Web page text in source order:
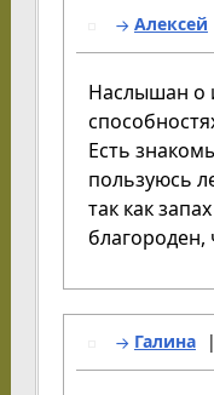
Алексей
Наслышан о
Есть
пользуюсь
так как
Галина